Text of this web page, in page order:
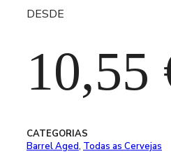
DESDE
10,55
CATEGORIAS
Barrel Aged, Todas as Cervejas